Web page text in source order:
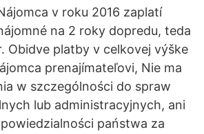
v roku 2016 zaplatí
na 2 roky dopredu, teda
Obidve platby v celkovej výške
prenajímateľovi, Nie ma
w szczególności do spraw
lub administracyjnych, ani
państwa za